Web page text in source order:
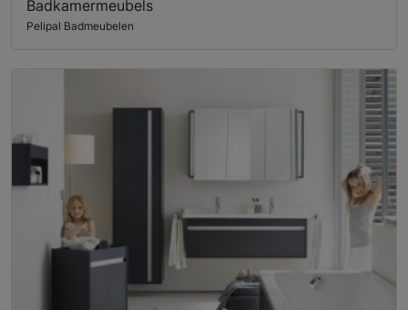
Badkamermeubels
Pelipal Badmeubelen